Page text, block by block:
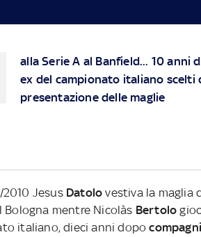
alla Serie A al Banfield... 10 anni
ex del campionato italiano scelti
presentazione delle maglie
Jesus Datolovestiva la maglia
Bologna mentre Nicolàs Bertolo
italiano, dieci anni dopo